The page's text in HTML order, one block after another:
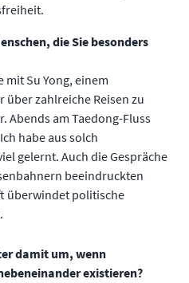
die Sie besonders
mit Su Yong, einem
zahlreiche Reisen zu
Abends am Taedong-Fluss
habe aus solch
gelernt. Auch die Gespräche
beeindruckten
überwindet politische
damit um, wenn
existieren?